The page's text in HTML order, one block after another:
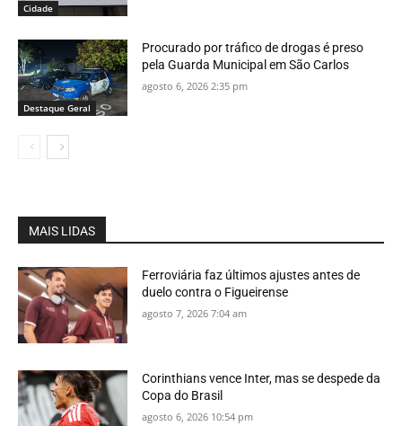
Cidade
Destaque Geral
Procurado por tráfico de drogas é preso
pela Guarda Municipal em São Carlos
agosto 6, 2026 2:35 pm
MAIS LIDAS
Ferroviária faz últimos ajustes antes de
duelo contra o Figueirense
agosto 7, 2026 7:04 am
Corinthians vence Inter, mas se despede da
Copa do Brasil
agosto 6, 2026 10:54 pm